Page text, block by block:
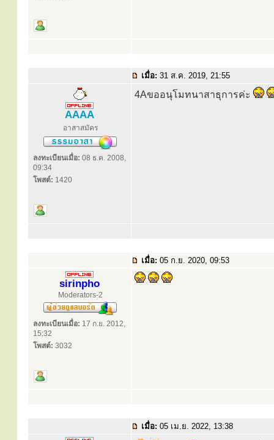
เมื่อ: 31 ส.ค. 2019, 21:55
AAAA
อาสาสมัคร
ลงทะเบียนเมื่อ: 08 ธ.ค. 2008,
09:34
โพสต์: 1420
4Aขออนุโมทนาสาธุการค่ะ
เมื่อ: 05 ก.ย. 2020, 09:53
sirinpho
Moderators-2
ลงทะเบียนเมื่อ: 17 ก.ย. 2012,
15:32
โพสต์: 3032
เมื่อ: 05 เม.ย. 2022, 13:38